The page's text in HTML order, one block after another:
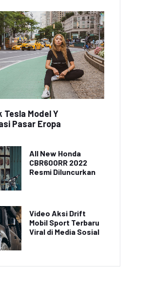
Tesla Model Y
Pasar Eropa
All New Honda
CBR600RR 2022
Resmi Diluncurkan
Video Aksi Drift
Mobil Sport Terbaru
Viral di Media Sosial